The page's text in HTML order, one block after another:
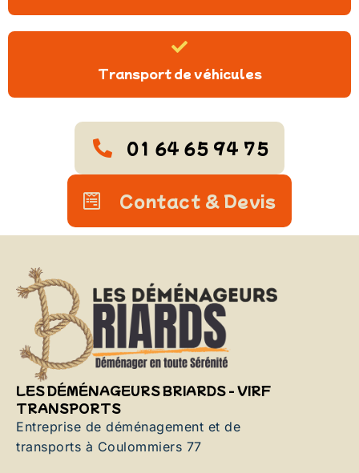
Transport de véhicules
01 64 65 94 75
Contact & Devis
LES DÉMÉNAGEURS BRIARDS - VIRF
TRANSPORTS
Entreprise de déménagement et de
transports à Coulommiers 77